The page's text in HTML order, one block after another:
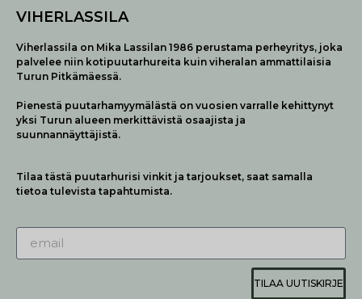
VIHERLASSILA
Viherlassila on Mika Lassilan 1986 perustama perheyritys, joka
palvelee niin kotipuutarhureita kuin viheralan ammattilaisia
Turun Pitkämäessä.
Pienestä puutarhamyymälästä on vuosien varralle kehittynyt
yksi Turun alueen merkittävistä osaajista ja
suunnannäyttäjistä.
Tilaa tästä puutarhurisi vinkit ja tarjoukset, saat samalla
tietoa tulevista tapahtumista.
TILAA UUTISKIRJE